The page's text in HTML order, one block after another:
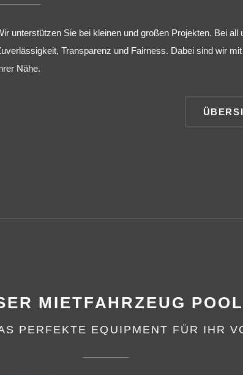
unterstützen Sie bei kleinen und großen Projekten. Bei
Transparenz und Fairness. Dabei sind wir
Ihrer Nähe.
MIETFAHRZEUG POOL
PERFEKTE EQUIPMENT FÜR IHR